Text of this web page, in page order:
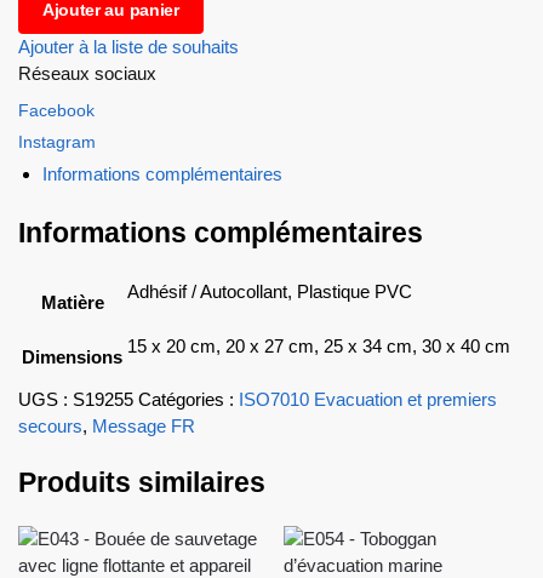
Ajouter au panier
Ajouter à la liste de souhaits
Réseaux sociaux
Facebook
Instagram
Informations complémentaires
Informations complémentaires
Matière
Adhésif / Autocollant, Plastique PVC
Dimensions
15 x 20 cm, 20 x 27 cm, 25 x 34 cm, 30 x 40 cm
UGS : S19255 Catégories : ISO7010 Evacuation et premiers
secours, Message FR
Produits similaires